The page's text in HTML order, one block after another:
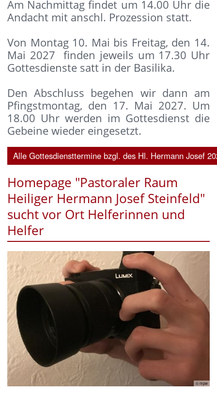
Am Nachmittag findet um 14.00 Uhr die
Andacht mit anschl. Prozession statt.
Von Montag 10. Mai bis Freitag, den 14.
Mai 2027 finden jeweils um 17.30 Uhr
Gottesdienste satt in der Basilika.
Den Abschluss begehen wir dann am
Pfingstmontag, den 17. Mai 2027. Um
18.00 Uhr werden im Gottesdienst die
Gebeine wieder eingesetzt.
Alle Gottesdiensttermine bzgl. des Hl. Hermann Josef
Homepage "Pastoraler Raum
Heiliger Hermann Josef Steinfeld"
sucht vor Ort Helferinnen und
Helfer
© mpw